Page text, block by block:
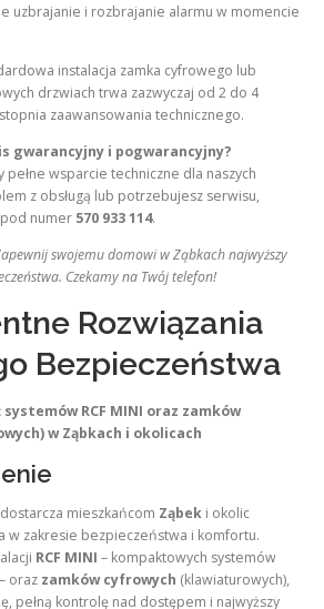
uzbrajanie i rozbrajanie alarmu w momencie
instalacja zamka cyfrowego lub
drzwiach trwa zazwyczaj od 2 do 4
zaawansowania technicznego.
gwarancyjny i pogwarancyjny?
pełne wsparcie techniczne dla naszych
z obsługą lub potrzebujesz serwisu,
numer 570 933 114.
swojemu domowi w Ząbkach najwyższy
Czekamy na Twój telefon!
Rozwiązania
Bezpieczeństwa
RCF MINI oraz zamków
w Ząbkach i okolicach
mieszkańcom Ząbek i okolic
w zakresie bezpieczeństwa i komfortu.
RCF MINI – kompaktowych systemów
oraz zamków cyfrowych (klawiaturowych),
pełną kontrolę nad dostępem i najwyższy